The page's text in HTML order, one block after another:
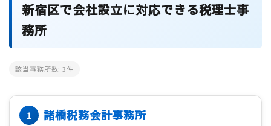
新宿区で会社設立に対応できる税理士事
務所
該当事務所数:3件
諸橋税務会計事務所